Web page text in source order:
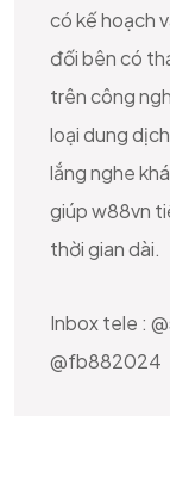
có kế hoạch
đối bên có
trên công
loại dung
lắng nghe
giúp w88vn
thời gian dài.
Inbox tele :
@fb882024